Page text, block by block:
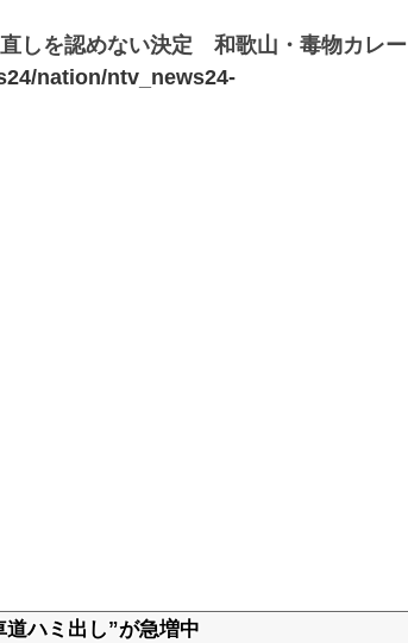
しを認めない決定 和歌山・毒物カレー
nation/ntv_news24-
ハミ出し”が急増中